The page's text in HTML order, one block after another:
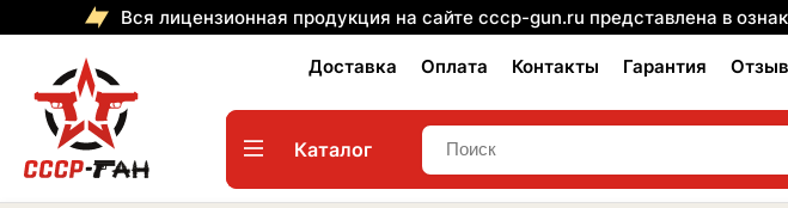
Вся лицензионная продукция на сайте cccp-gun.ru представлена в
Доставка Оплата Контакты Гарантия
Каталог